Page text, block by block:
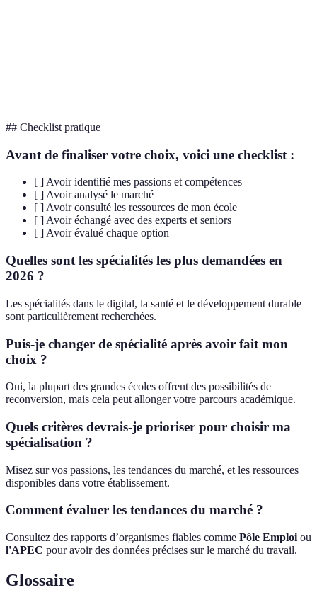
## Checklist pratique
Avant de finaliser votre choix, voici une checklist :
[ ] Avoir identifié mes passions et compétences
[ ] Avoir analysé le marché
[ ] Avoir consulté les ressources de mon école
[ ] Avoir échangé avec des experts et seniors
[ ] Avoir évalué chaque option
Quelles sont les spécialités les plus demandées en
2026 ?
Les spécialités dans le digital, la santé et le développement durable
sont particulièrement recherchées.
Puis-je changer de spécialité après avoir fait mon
choix ?
Oui, la plupart des grandes écoles offrent des possibilités de
reconversion, mais cela peut allonger votre parcours académique.
Quels critères devrais-je prioriser pour choisir ma
spécialisation ?
Misez sur vos passions, les tendances du marché, et les ressources
disponibles dans votre établissement.
Comment évaluer les tendances du marché ?
Consultez des rapports d’organismes fiables comme Pôle Emploi ou
l'APEC pour avoir des données précises sur le marché du travail.
Glossaire